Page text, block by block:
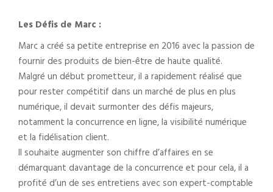
Les Défis de Marc :
Marc a créé sa petite entreprise en 2016 avec la passion de
fournir des produits de bien-être de haute qualité.
Malgré un début prometteur, il a rapidement réalisé que
pour rester compétitif dans un marché de plus en plus
numérique, il devait surmonter des défis majeurs,
notamment la concurrence en ligne, la visibilité numérique
et la fidélisation client.
Il souhaite augmenter son chiffre d’affaires en se
démarquant davantage de la concurrence et pour cela, il a
profité d’un de ses entretiens avec son expert-comptable